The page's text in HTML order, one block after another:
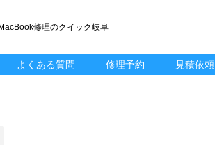
修理のクイック岐阜
よくある質問 修理予約 見積依頼